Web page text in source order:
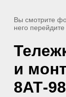
Вы смотрите
него
и
8АТ-